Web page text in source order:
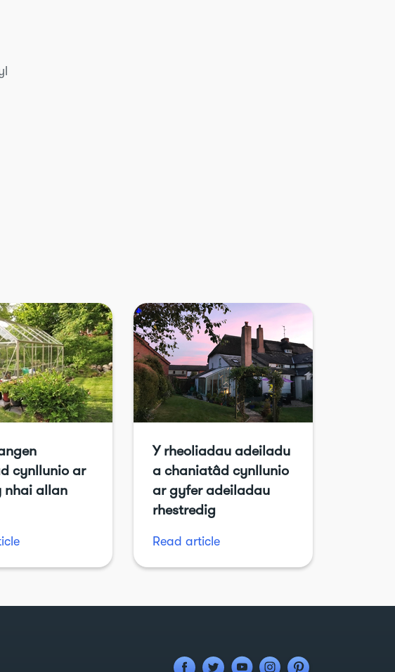
cynllunio ar
nhai allan
Y rheoliadau adeiladu
a chaniatâd cynllunio
ar gyfer adeiladau
rhestredig
Read article